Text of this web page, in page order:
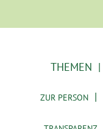
THEMEN
ZUR PERSON